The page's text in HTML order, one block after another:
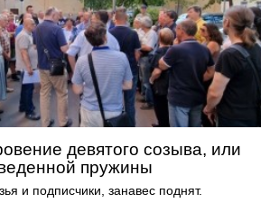
девятого созыва, или
пружины
и подписчики, занавес поднят.